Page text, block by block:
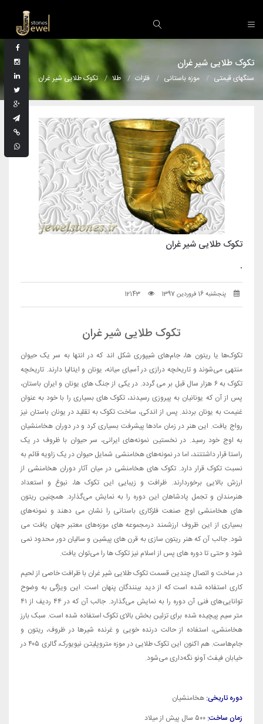
تکوک طلایی شیر غران
سنگهای قیمتی موزه باستانی فلزات طلا تکوک طلایی شیر غران
تکوک طلایی شیر غران
.
پنجشنبه 16 فروردین 1397 12143
تکوک طلایی شیر غران
تکوک‌ها یا ریتون ها، جام‌های شیپوری شکل اند که در انتها به سر یک حیوان
منتهی می‌شوند و تاریخچه درازی در آسیای میانه، یونان و ایتالیا دارند. تاریخچه
تکوک به ۶ هزار سال قبل بر می گردد. در یکی از جنگ های یونان و ایران باستان،
پس از آن که یونانیان به پیروزی رسیدند، تکوک های بسیاری را با خود به عنوان
غنیمت به یونان بردند. پس از اندکی، ساخت تکوک به تقلید در یونان باستان نیز
رواج یافت. این هنر در زمان مادها پیشرفت بسیاری کرد و در دوران هخامنشیان
به اوج خود رسید. در نخستین نمونه‌های ایرانی، سر حیوان با ظروف در یک
راستا قرار داشتتند، اما در نمونه‌های هخامنشی شمایل حیوان در یک زاویه قائم به
نسبت تکوک قرار دارد. تکوک های هخامنشی در میان آثار دوران هخامنشی از
ارزش بالایی برخوردارند. ظرافت و زیبایی این تکوک ها، نبوغ و استعداد
هنرمندان و تجمل پادشاهان این دوره را به نمایش می‌گذارد. همچنین ریتون
های هخامنشی اوج صنعت فلزکاری باستانی را نشان می دهند و نمونه‌های
بسیاری از این ظروف ارزشمند درمجموعه های موزه‌های معتبر جهان یافت می
شود. جالب آن که هنر ریتون سازی به قرن های پیشین و سالیان دور محدود نمی
شود و حتی تا دوره های پس از اسلام نیز تکوک ها را می‌توان یافت.
در ساخت و اتصال چندین قسمت تکوک طلایی شیر غران با ظرافت خاصی از لحیم
کاری استفاده شده است که از دید بینندگان پنهان است. این ویژگی به وضوح
توانایی‌های فنی آن دوره را به نمایش می‌گذارد. جالب آن که در ۴۴ ردیف از ۴۱
متر سیم پیچیده شده برای تزئین بخش بالای تکوک استفاده شده است. سبک بارز
هخامنشی، استفاده از حالت درنده خویی و غرنده شیرها در ظروف، ریتون و
جام‌هاست. هم اکنون این تکوک طلایی در موزه متروپلیتن نیویورک، گالری ۴۰۵ در
خیابان فیفث آونو نگه‌داری می‌شود.
دوره تاریخی: هخامنشیان
زمان ساخت: